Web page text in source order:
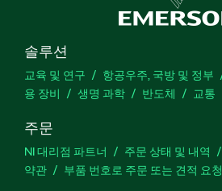
솔루션
교육 및 연구 항공우주, 국방 및 정부
용 장비
생명 과학 반도체 교통
주문
NI 대리점 파트너 주문 상태 및 내역
약관
부품 번호로 주문 또는 견적 요청